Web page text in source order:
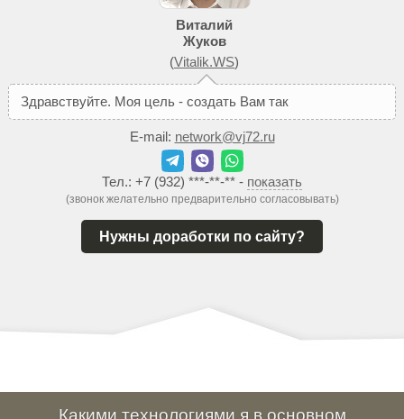
Виталий
Жуков
(Vitalik.WS)
Здравствуйте. Моя цель - создать Вам тако
E-mail: network@vj72.ru
Тел.: +7 (932) ***-**-** - показать
(звонок желательно предварительно согласовывать)
Нужны доработки по сайту?
Какими технологиями я в основном